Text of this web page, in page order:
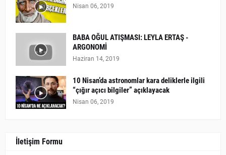
Nisan 06, 2019
BABA OĞUL ATIŞMASI: LEYLA ERTAŞ -
ARGONOMİ
Haziran 14, 2019
10 Nisan’da astronomlar kara deliklerle ilgili
“çığır açıcı bilgiler” açıklayacak
Nisan 06, 2019
İletişim Formu